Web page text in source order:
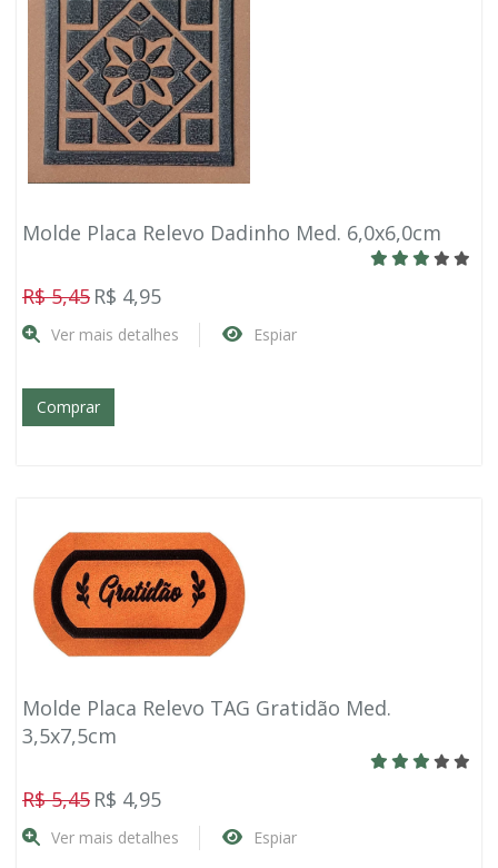
Molde Placa Relevo Dadinho Med. 6,0x6,0cm
R$ 5,45 R$ 4,95
Ver mais detalhes Espiar
Comprar
Molde Placa Relevo TAG Gratidão Med.
3,5x7,5cm
R$ 5,45 R$ 4,95
Ver mais detalhes Espiar